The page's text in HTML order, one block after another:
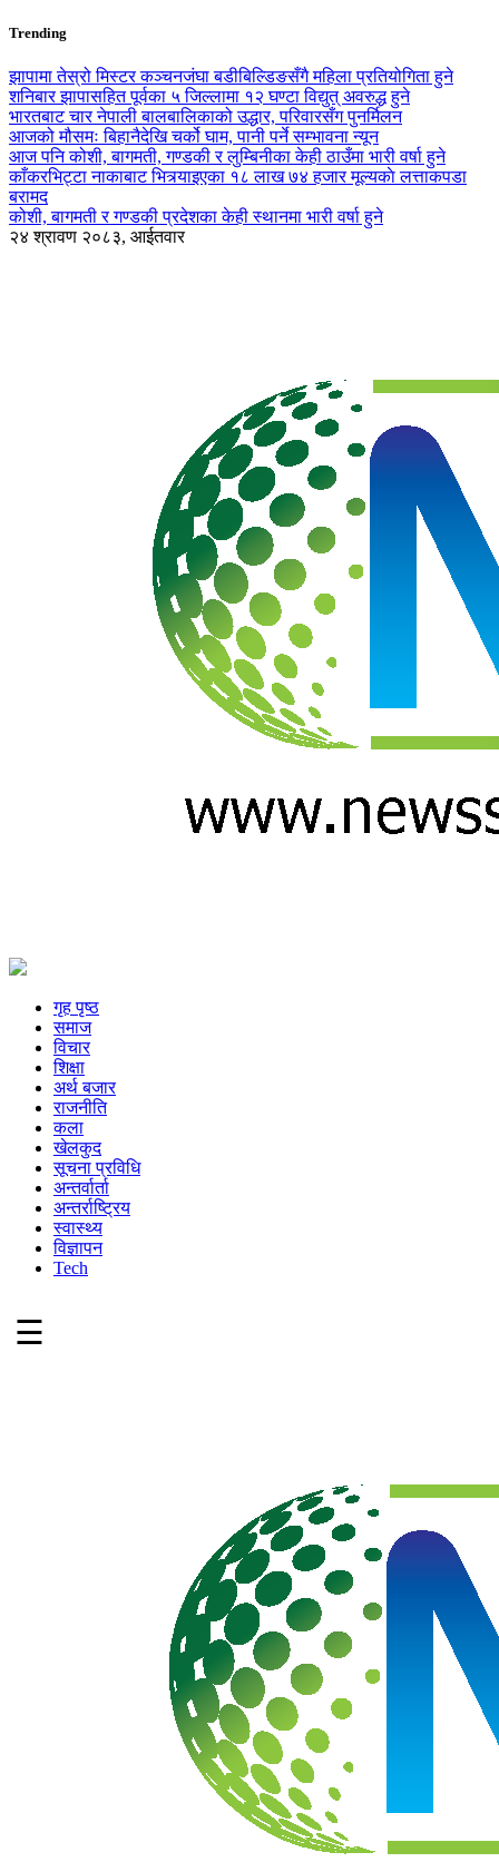
Trending
झापामा तेस्रो मिस्टर कञ्चनजंघा बडीबिल्डिङसँगै महिला प्रतियोगिता हुने
शनिबार झापासहित पूर्वका ५ जिल्लामा १२ घण्टा विद्युत् अवरुद्ध हुने
भारतबाट चार नेपाली बालबालिकाको उद्धार, परिवारसँग पुनर्मिलन
आजको मौसमः बिहानैदेखि चर्को घाम, पानी पर्ने सम्भावना न्यून
आज पनि कोशी, बागमती, गण्डकी र लुम्बिनीका केही ठाउँमा भारी वर्षा हुने
काँकरभिट्टा नाकाबाट भित्र्याइएका १८ लाख ७४ हजार मूल्यकाे लत्ताकपडा
बरामद
कोशी, बागमती र गण्डकी प्रदेशका केही स्थानमा भारी वर्षा हुने
२४ श्रावण २०८३, आईतवार
गृह पृष्ठ
समाज
विचार
शिक्षा
अर्थ बजार
राजनीति
कला
खेलकुद
सूचना प्रविधि
अन्तर्वार्ता
अन्तर्राष्ट्रिय
स्वास्थ्य
विज्ञापन
Tech
☰